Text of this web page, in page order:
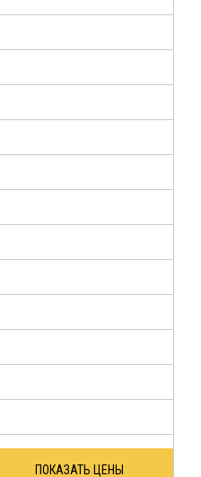
ПОКАЗАТЬ ЦЕНЫ